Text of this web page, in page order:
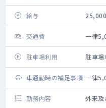
給与
交通費 一律
駐車場利用 駐車場
車通勤時の補足事項 一律
勤務内容 外来及